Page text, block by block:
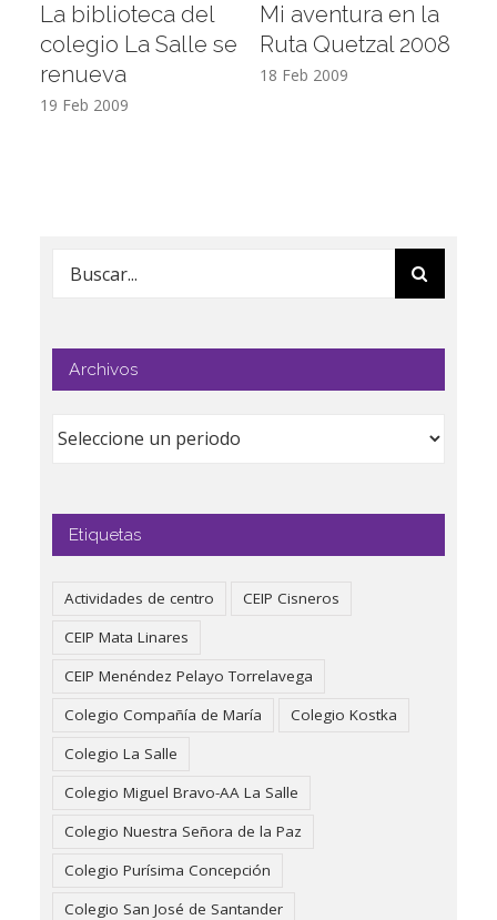
La biblioteca del
colegio La Salle se
renueva
19 Feb 2009
Mi aventura en la
Ruta Quetzal 2008
18 Feb 2009
Buscar:
Archivos
Etiquetas
Actividades de centro
CEIP Cisneros
CEIP Mata Linares
CEIP Menéndez Pelayo Torrelavega
Colegio Compañía de María
Colegio Kostka
Colegio La Salle
Colegio Miguel Bravo-AA La Salle
Colegio Nuestra Señora de la Paz
Colegio Purísima Concepción
Colegio San José de Santander